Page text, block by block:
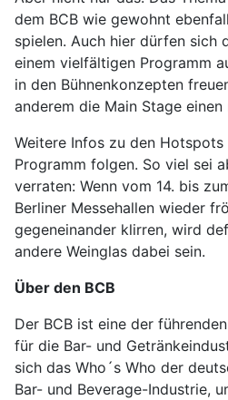
dem BCB wie gewohnt
spielen. Auch hier dürfen sich
einem vielfältigen Programm
in den Bühnenkonzepten
anderem die Main Stage
Weitere Infos zu den
Programm folgen. So viel sei
verraten: Wenn vom 14. bis
Berliner Messehallen wieder
gegeneinander klirren, wird
andere Weinglas dabei sein.
Über den BCB
Der BCB ist eine der
für die Bar- und
sich das Who´s Who der
Bar- und Beverage-Industrie,